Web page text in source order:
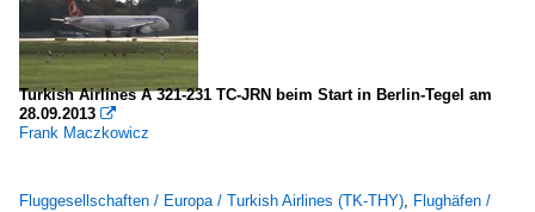
Turkish Airlines A 321-231 TC-JRN beim Start in Berlin-Tegel am
28.09.2013 
Frank Maczkowicz
Fluggesellschaften / Europa / Turkish Airlines (TK-THY), Flughäfen /